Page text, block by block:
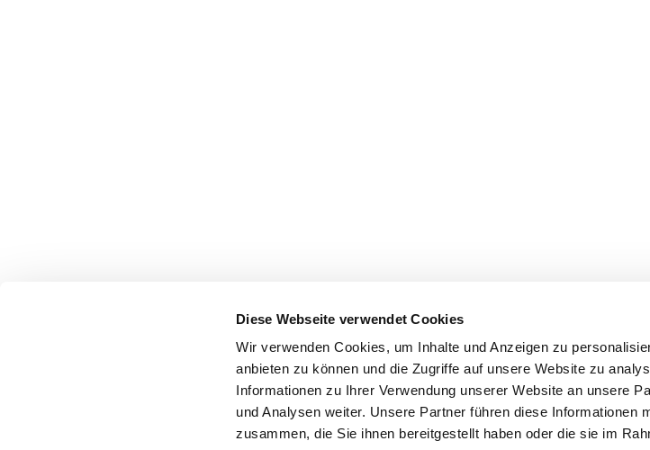
Diese Webseite verwendet Cookies
Wir verwenden Cookies, um Inhalte und Anzeigen zu
anbieten zu können und die Zugriffe auf unsere Website zu
Informationen zu Ihrer Verwendung unserer Website an unsere
und Analysen weiter. Unsere Partner führen diese Informationen
zusammen, die Sie ihnen bereitgestellt haben oder die sie im